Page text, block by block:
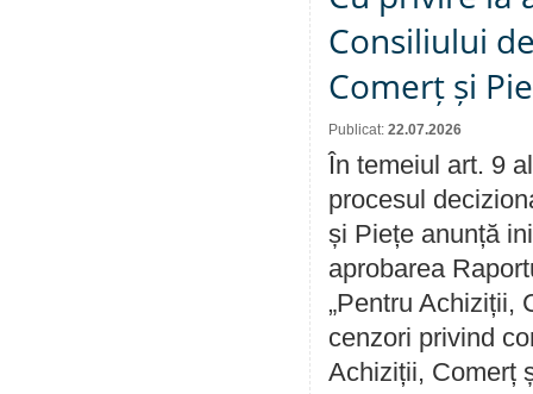
Consiliului
Comerț și
Publicat: 22.07.2026
În temeiul art. 9
procesul
și Piețe anunță
aprobarea
„Pentru Achiziții,
cenzori privind
Achiziții, Comerț